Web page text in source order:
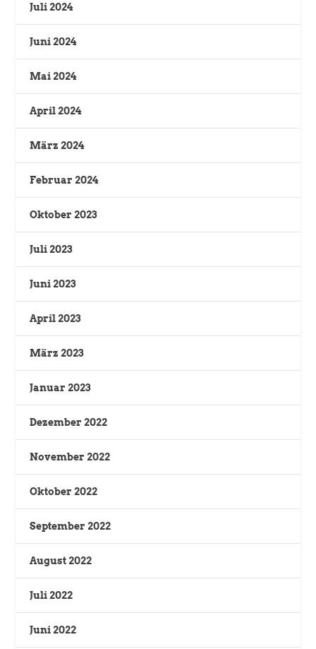
Juli 2024
Juni 2024
Mai 2024
April 2024
März 2024
Februar 2024
Oktober 2023
Juli 2023
Juni 2023
April 2023
März 2023
Januar 2023
Dezember 2022
November 2022
Oktober 2022
September 2022
August 2022
Juli 2022
Juni 2022